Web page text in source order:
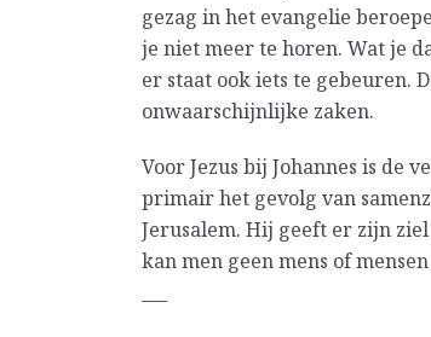
gezag in het evangelie
je niet meer te horen. Wat je
er staat ook iets te gebeuren.
onwaarschijnlijke zaken.
Voor Jezus bij Johannes is de
primair het gevolg van
Jerusalem. Hij geeft er zijn
kan men geen mens of